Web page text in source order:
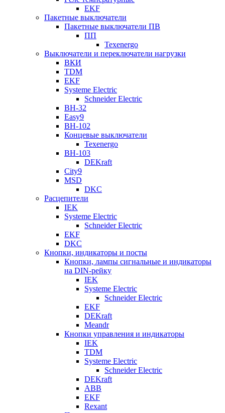
EKF
Пакетные выключатели
Пакетные выключатели ПВ
ПП
Texenergo
Выключатели и переключатели нагрузки
ВКИ
TDM
EKF
Systeme Electric
Schneider Electric
ВН-32
Easy9
ВН-102
Концевые выключатели
Texenergo
ВН-103
DEKraft
City9
MSD
DKC
Расцепители
IEK
Systeme Electric
Schneider Electric
EKF
DKC
Кнопки, индикаторы и посты
Кнопки, лампы сигнальные и индикаторы
на DIN-рейку
IEK
Systeme Electric
Schneider Electric
EKF
DEKraft
Meandr
Кнопки управления и индикаторы
IEK
TDM
Systeme Electric
Schneider Electric
DEKraft
ABB
EKF
Rexant